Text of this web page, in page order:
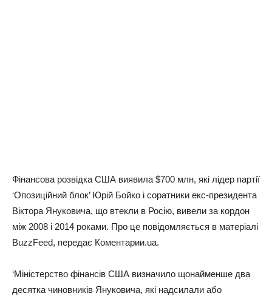
Фінансова розвідка США виявила $700 млн, які лідер партії
‘Опозиційний блок’ Юрій Бойко і соратники екс-президента
Віктора Януковича, що втекли в Росію, вивели за кордон
між 2008 і 2014 роками. Про це повідомляється в матеріалі
BuzzFeed, передає Коментарии.ua.
‘Міністерство фінансів США визначило щонайменше два
десятка чиновників Януковича, які надсилали або